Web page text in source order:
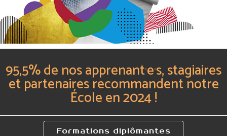
95,5% de nos apprenant.e.s, stagiaires
et partenaires recommandent notre
École en 2024 !
Formations diplômantes